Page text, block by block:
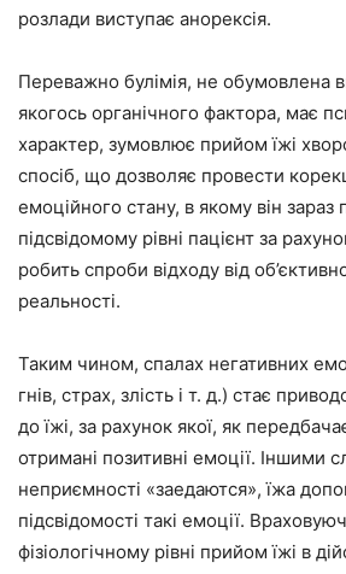
розлади виступає анорексія.
Переважно булімія, не обумовлена
якогось органічного фактора, має
характер, зумовлює прийом їжі
спосіб, що дозволяє провести
емоційного стану, в якому він зараз
підсвідомому рівні пацієнт за
робить спроби відходу від
реальності.
Таким чином, спалах негативних
гнів, страх, злість і т. д.) стає
до їжі, за рахунок якої, як
отримані позитивні емоції. Іншими
неприємності «заедаются», їжа
підсвідомості такі емоції.
фізіологічному рівні прийом їжі в